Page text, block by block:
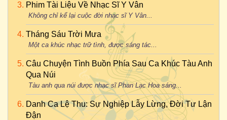
Phim Tài Liệu Về Nhạc Sĩ Y Vân
Không chỉ kể lại cuộc đời nhạc sĩ Y Vân...
Tháng Sáu Trời Mưa
Một ca khúc nhạc trữ tình, được sáng tác...
Câu Chuyện Tình Buồn Phía Sau Ca Khúc Tàu Anh
Qua Núi
Tàu anh qua núi được nhạc sĩ Phan Lạc Hoa sáng...
Danh Ca Lệ Thu: Sự Nghiệp Lẫy Lừng, Đời Tư Lận
Đận